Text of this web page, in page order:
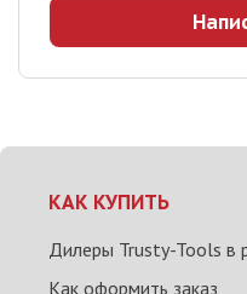
КАК КУПИТЬ
Дилеры Trusty-Tools в
Как оформить заказ